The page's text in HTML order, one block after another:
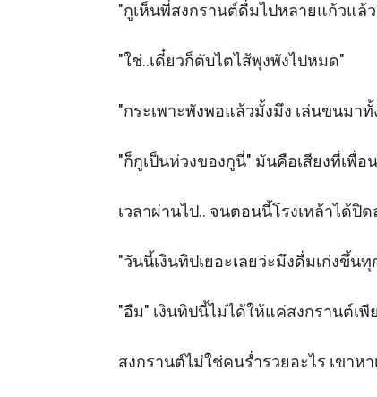
"กูเห็นพี่สงกรานต์ดื่มไปหลายแก้วแล้
"ใช่..เดี๋ยวก็ตับไตไส้พุงพังไปหมด"
"กระเพาะพังพอแล้วมั้งมึง เล่นขนมาทั้
"ก็กูเป็นห่วงของกูนี่" มันคือเสียงที่เพื่
เวลาผ่านไป.. จนตอนนี้โรงเหล้าได้ปิด
"วันนี้เงินทิปเยอะเลยว่ะมึงดื่มเก่งขึ้น
"อืม" เงินทิปนี้ไม่ได้ให้แค่สงกรานต์เ
สงกรานต์ไม่ใช่คนร่ำรวยอะไร เขาห